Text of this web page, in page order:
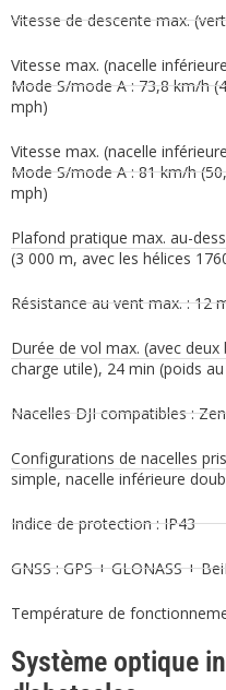
Vitesse de descente max.
Vitesse max. (nacelle
Mode S/mode A : 73,8 km/h
mph)
Vitesse max. (nacelle
Mode S/mode A : 81 km/h
mph)
Plafond pratique max. au-
(3 000 m, avec les hélices
Résistance au vent max. : 12
Durée de vol max. (avec
charge utile), 24 min (poids
Nacelles DJI compatibles :
Configurations de nacelles
simple, nacelle inférieure
Indice de protection : IP43
GNSS : GPS + GLONASS +
Température de
Système optique